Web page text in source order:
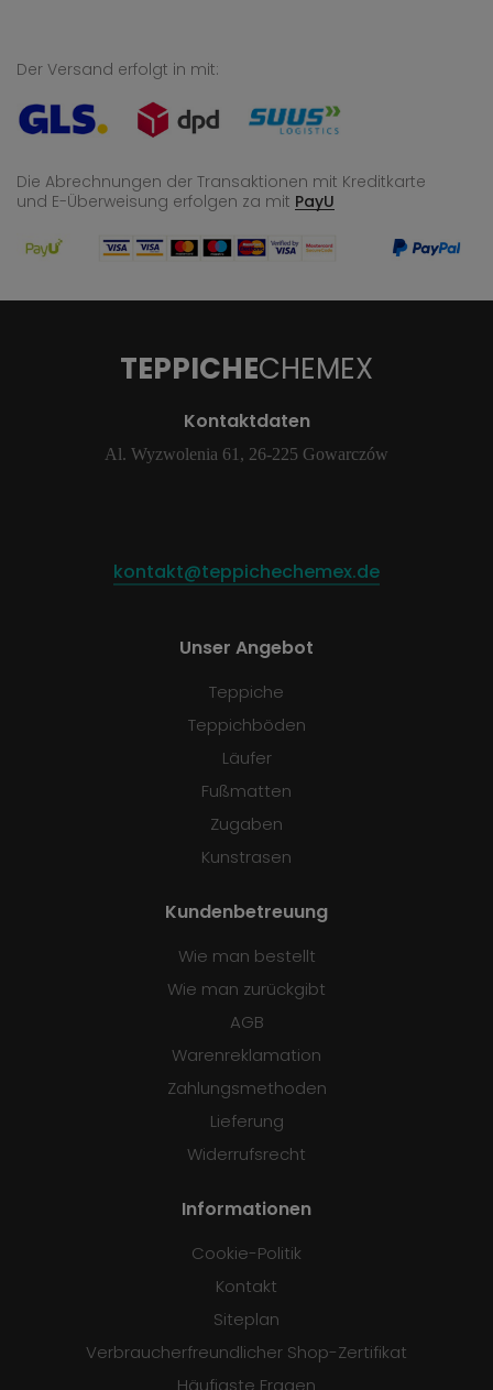
Der Versand erfolgt in mit:
Die Abrechnungen der Transaktionen mit Kreditkarte
und E-Überweisung erfolgen za mit PayU
TEPPICHECHEMEX
Kontaktdaten
Al. Wyzwolenia 61, 26-225 Gowarczów
kontakt@teppichechemex.de
Unser Angebot
Teppiche
Teppichböden
Läufer
Fußmatten
Zugaben
Kunstrasen
Kundenbetreuung
Wie man bestellt
Wie man zurückgibt
AGB
Warenreklamation
Zahlungsmethoden
Lieferung
Widerrufsrecht
Informationen
Cookie-Politik
Kontakt
Siteplan
Verbraucherfreundlicher Shop-Zertifikat
Häufigste Fragen